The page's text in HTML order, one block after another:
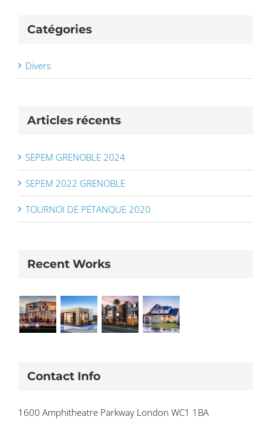
Catégories
Divers
Articles récents
SEPEM GRENOBLE 2024
SEPEM 2022 GRENOBLE
TOURNOI DE PÉTANQUE 2020
Recent Works
Contact Info
1600 Amphitheatre Parkway London WC1 1BA